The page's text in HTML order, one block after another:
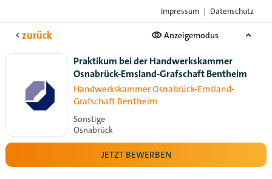
der Handwerksorganisationen
Impressum | Datenschutz
zurück Anzeigemodus
Praktikum bei der Handwerkskammer
Osnabrück-Emsland-Grafschaft Bentheim
Handwerkskammer Osnabrück-Emsland-
Grafschaft Bentheim
Sonstige
Osnabrück
JETZT BEWERBEN